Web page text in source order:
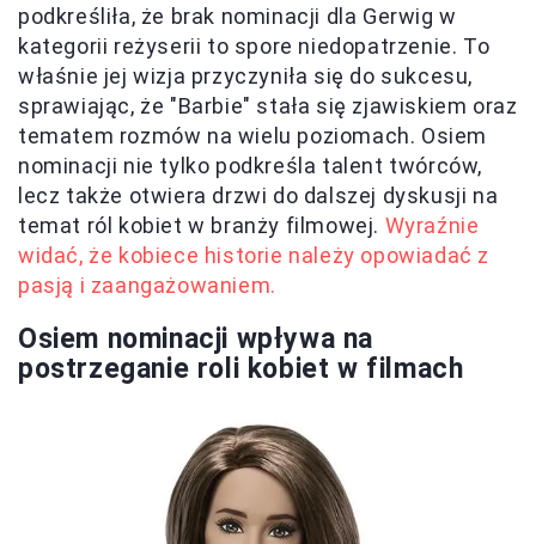
podkreśliła, że brak nominacji dla Gerwig w
kategorii reżyserii to spore niedopatrzenie. To
właśnie jej wizja przyczyniła się do sukcesu,
sprawiając, że "Barbie" stała się zjawiskiem oraz
tematem rozmów na wielu poziomach. Osiem
nominacji nie tylko podkreśla talent twórców,
lecz także otwiera drzwi do dalszej dyskusji na
temat ról kobiet w branży filmowej. Wyraźnie
widać, że kobiece historie należy opowiadać z
pasją i zaangażowaniem.
Osiem nominacji wpływa na
postrzeganie roli kobiet w filmach